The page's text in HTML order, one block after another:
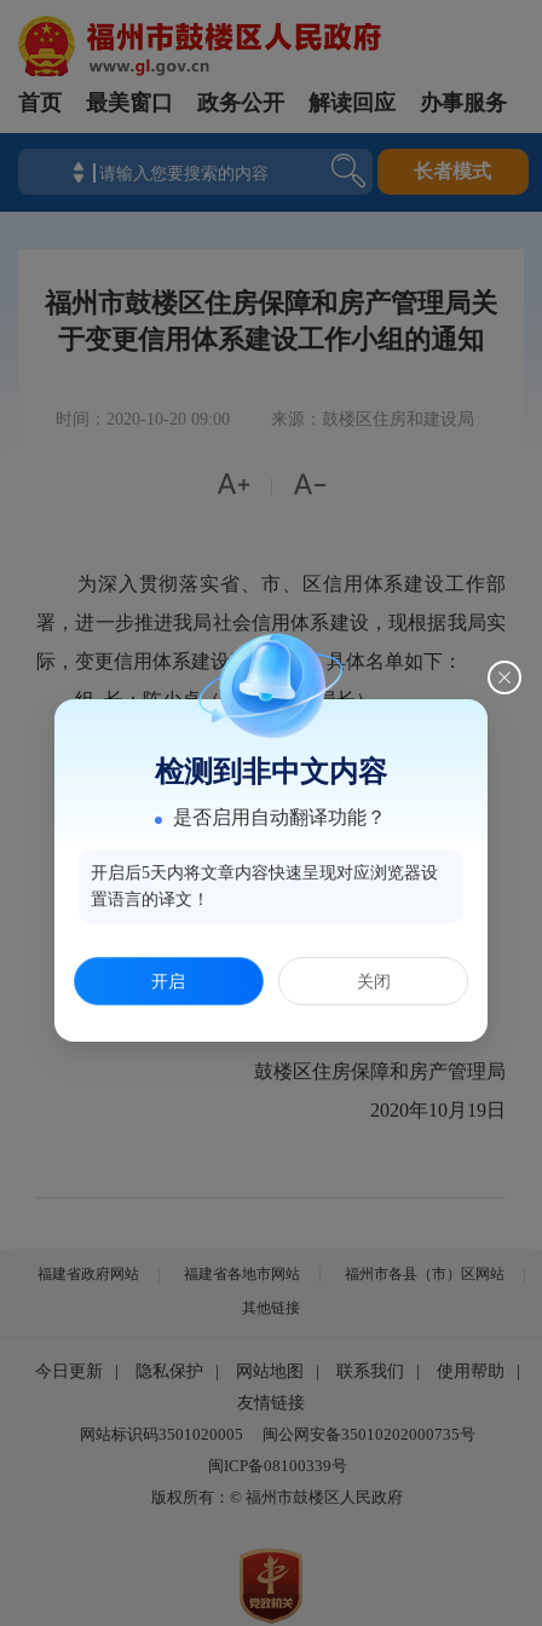
首页 最美窗口 政务公开 解读回应 办事服务
长者模式
福州市鼓楼区住房保障和房产管理局关
于变更信用体系建设工作小组的通知
时间：2020-10-20 09:00 来源：鼓楼区住房和建设局
 
为深入贯彻落实省、市、区信用体系建设工作部
署，进一步推进我局社会信用体系建设，现根据我局实
际，变更信用体系建设工作小组，具体名单如下：
组 长：陈少卓（党组书记、局长）
副组长：陈 文（党组成员、副局长）
林荣生（党组成员、副局长）
成 员：陈俊锋（办公室主任）
李培彦、李巧芬
潘丹妮、应 妍
鼓楼区住房保障和房产管理局
2020年10月19日
福建省政府网站 福建省各地市网站
福州市各县（市）区网站
其他链接
今日更新 隐私保护 网站地图 联系我们 使用帮助
友情链接
网站标识码3501020005
闽公网安备35010202000735号
闽ICP备08100339号
版权所有：© 福州市鼓楼区人民政府
检测到非中文内容
是否启用自动翻译功能？
开启后5天内将文章内容快速呈现对应浏览器设
置语言的译文！
开启 关闭